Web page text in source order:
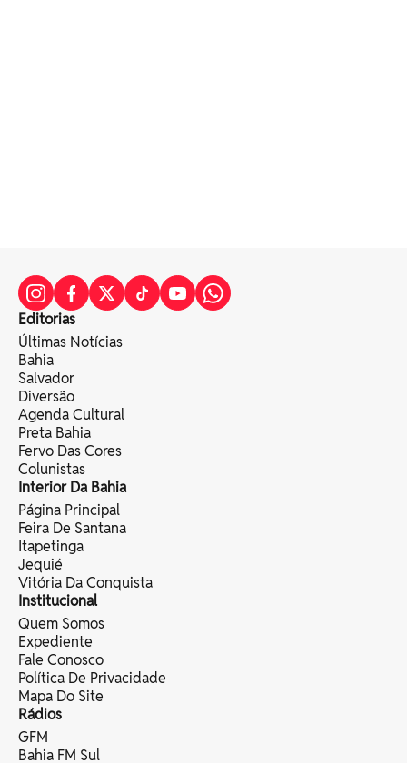
Editorias
Últimas Notícias
Bahia
Salvador
Diversão
Agenda Cultural
Preta Bahia
Fervo Das Cores
Colunistas
Interior Da Bahia
Página Principal
Feira De Santana
Itapetinga
Jequié
Vitória Da Conquista
Institucional
Quem Somos
Expediente
Fale Conosco
Política De Privacidade
Mapa Do Site
Rádios
GFM
Bahia FM Sul